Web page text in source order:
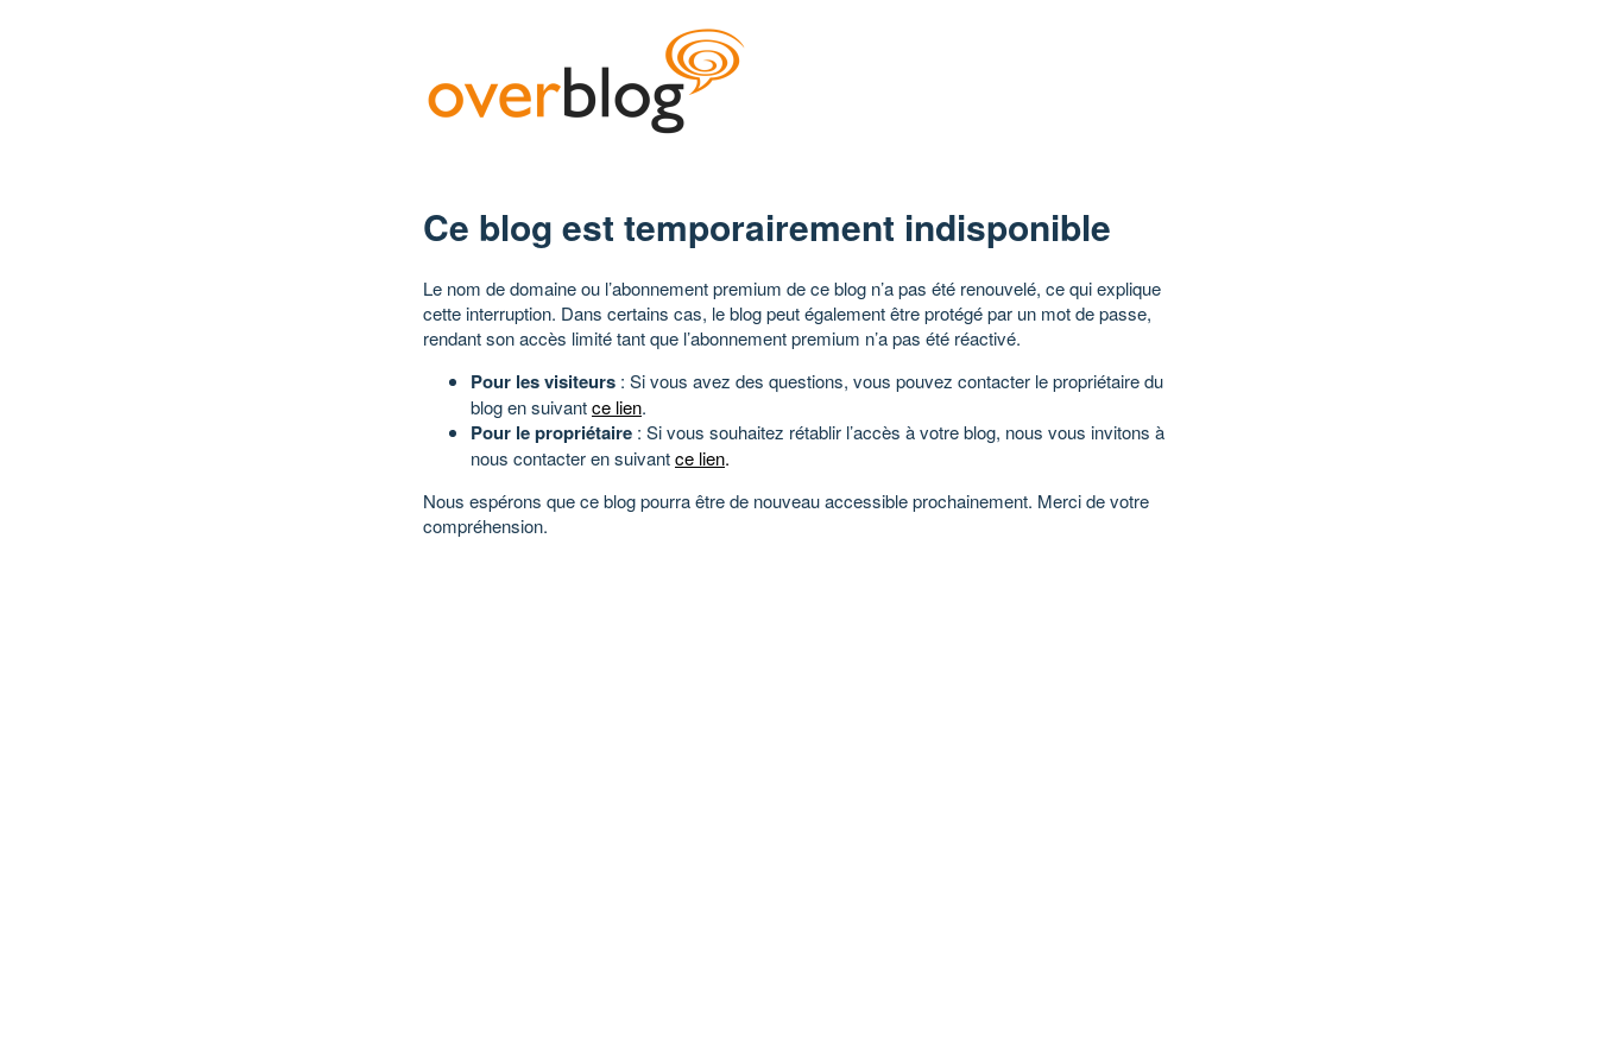
Ce blog est temporairement indisponible
Le nom de domaine ou l’abonnement premium de ce blog n’a pas été renouvelé, ce qui explique
cette interruption. Dans certains cas, le blog peut également être protégé par un mot de passe,
rendant son accès limité tant que l’abonnement premium n’a pas été réactivé.
Pour les visiteurs : Si vous avez des questions, vous pouvez contacter le propriétaire du
blog en suivantce lien.
Pour le propriétaire : Si vous souhaitez rétablir l’accès à votre blog, nous vous invitons à
nous contacter en suivantce lien.
Nous espérons que ce blog pourra être de nouveau accessible prochainement. Merci de votre
compréhension.